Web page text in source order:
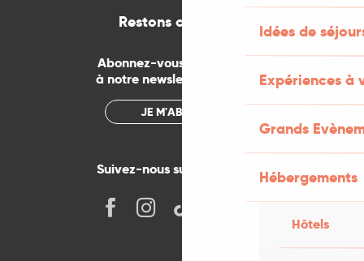
Idées de
Expériences à
Grands
Hébergements
Hôtels
Restons connectés
Abonnez-vous gratuitement
à notre newsletter mensuelle
JE M'ABONNE
Suivez-nous sur les réseaux !